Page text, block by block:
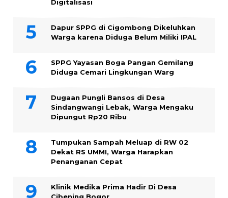
Digitalisasi
Dapur SPPG di Cigombong Dikeluhkan
Warga karena Diduga Belum Miliki IPAL
SPPG Yayasan Boga Pangan Gemilang
Diduga Cemari Lingkungan Warg
Dugaan Pungli Bansos di Desa
Sindangwangi Lebak, Warga Mengaku
Dipungut Rp20 Ribu
Tumpukan Sampah Meluap di RW 02
Dekat RS UMMI, Warga Harapkan
Penanganan Cepat
Klinik Medika Prima Hadir Di Desa
Cibening Bogor